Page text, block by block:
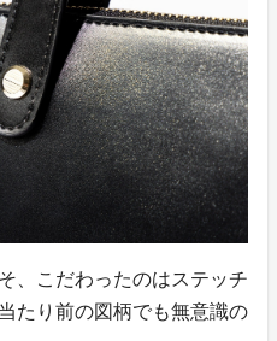
、こだわったのはステッチ
たり前の図柄でも無意識の